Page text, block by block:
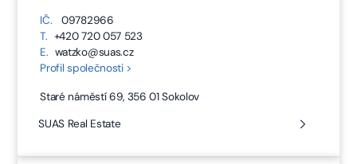
IČ.
09782966
T. +420 720 057 523
E. watzko@suas.cz
Profil společnosti >
Staré náměstí 69, 356 01 Sokolov
SUAS Real Estate